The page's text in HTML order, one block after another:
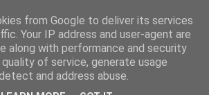
María Elizalde
diario, pero sin candado".
from Google to deliver its services
Your IP address and user-agent are
along with performance and security
of service, generate usage
and address abuse.